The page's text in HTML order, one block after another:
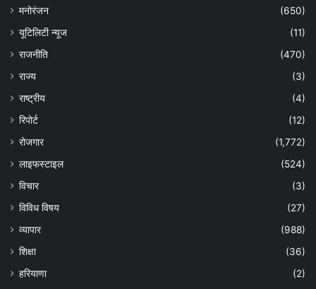
मनोरंजन
(650)
यूटिलिटी न्यूज
(11)
राजनीति
(470)
राज्य
(3)
राष्ट्रीय
(4)
रिपोर्ट
(12)
रोजगार
(1,772)
लाइफस्टाइल
(524)
विचार
(3)
विविध विषय
(27)
व्यापार
(988)
शिक्षा
(36)
हरियाणा
(2)